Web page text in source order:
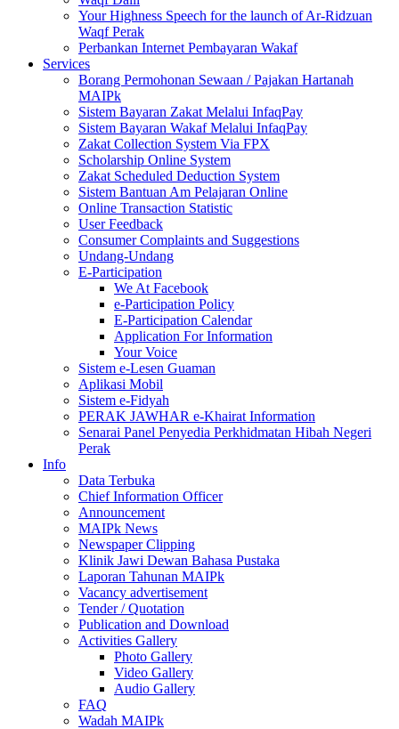
Your Highness Speech for the launch of Ar-Ridzuan
Waqf Perak
Perbankan Internet Pembayaran Wakaf
Services
Borang Permohonan Sewaan / Pajakan Hartanah
MAIPk
Sistem Bayaran Zakat Melalui InfaqPay
Sistem Bayaran Wakaf Melalui InfaqPay
Zakat Collection System Via FPX
Scholarship Online System
Zakat Scheduled Deduction System
Sistem Bantuan Am Pelajaran Online
Online Transaction Statistic
User Feedback
Consumer Complaints and Suggestions
Undang-Undang
E-Participation
We At Facebook
e-Participation Policy
E-Participation Calendar
Application For Information
Your Voice
Sistem e-Lesen Guaman
Aplikasi Mobil
Sistem e-Fidyah
PERAK JAWHAR e-Khairat Information
Senarai Panel Penyedia Perkhidmatan Hibah Negeri
Perak
Info
Data Terbuka
Chief Information Officer
Announcement
MAIPk News
Newspaper Clipping
Klinik Jawi Dewan Bahasa Pustaka
Laporan Tahunan MAIPk
Vacancy advertisement
Tender / Quotation
Publication and Download
Activities Gallery
Photo Gallery
Video Gallery
Audio Gallery
FAQ
Wadah MAIPk